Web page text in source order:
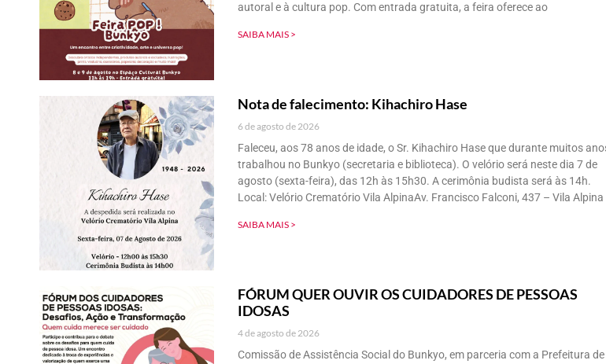
autoral e à cultura pop. Com entrada gratuita, a feira oferece ao
SAIBA MAIS >
Nota de falecimento: Kihachiro Hase
6 de agosto de 2026
Faleceu, aos 78 anos de idade, o Sr. Kihachiro Hase que durante muitos
trabalhou no Bunkyo (secretaria e biblioteca). O velório será neste dia 7 de
agosto (sexta-feira), das 12h às 15h30. A cerimônia budista será às 14h.
Local: Velório Crematório Vila AlpinaAv. Francisco Falconi, 437 – Vila Alpina
SAIBA MAIS >
FÓRUM QUER OUVIR OS CUIDADORES DE PESSOAS
IDOSAS
4 de agosto de 2026
Comissão de Assistência Social do Bunkyo, em parceria com a Prefeitura de